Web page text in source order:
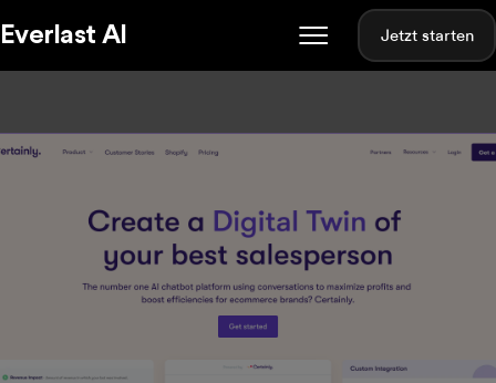
Everlast AI Jetzt starten